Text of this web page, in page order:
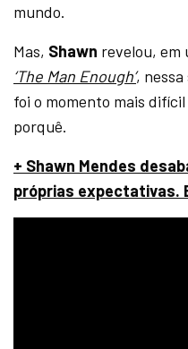
mundo.
Mas, Shawn revelou, em
‘The Man Enough’,
foi o momento mais
porquê.
+ Shawn Mendes
próprias expectativas.